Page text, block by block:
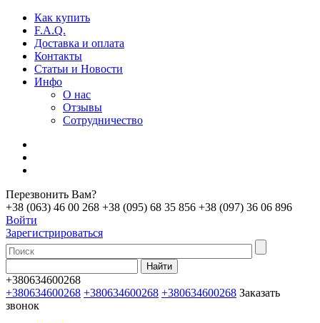
Как купить
F.A.Q.
Доставка и оплата
Контакты
Статьи и Новости
Инфо
О нас
Отзывы
Сотрудничество
Перезвонить Вам?
+38 (063) 46 00 268 +38 (095) 68 35 856 +38 (097) 36 06 896
Войти
Зарегистрироваться
+380634600268
+380634600268 +380634600268 +380634600268 Заказать
звонок